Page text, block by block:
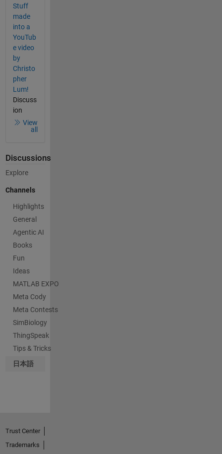
Stuff
made
into a
YouTub
e video
by
Christo
pher
Lum!
Discuss
ion
View
all
Discussions
Explore
Channels
Highlights
General
Agentic AI
Books
Fun
Ideas
MATLAB EXPO
Meta Cody
Meta Contests
SimBiology
ThingSpeak
Tips & Tricks
日本語
Trust Center
Trademarks